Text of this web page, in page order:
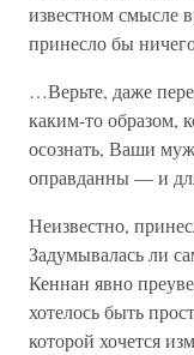
известном смысле
принесло бы
…Верьте, даже
каким-то образом,
осознать, Ваши
оправданны — и
Неизвестно,
Задумывалась ли
Кеннан явно
хотелось быть
которой хочется